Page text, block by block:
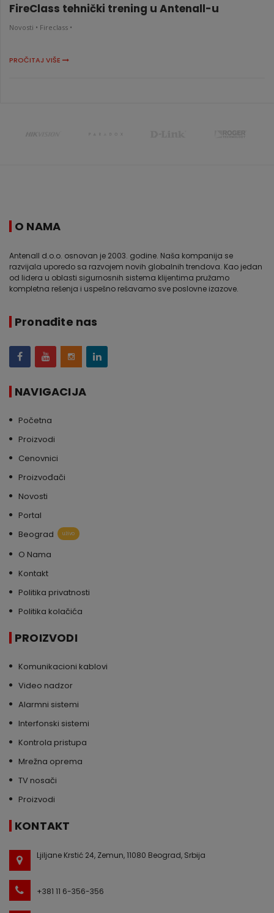
FireClass tehnički trening u Antenall-u
Novosti • Fireclass •
PROČITAJ VIŠE
O NAMA
Antenall d.o.o. osnovan je 2003. godine. Naša kompanija se
razvijala uporedo sa razvojem novih globalnih trendova. Kao jedan
od lidera u oblasti sigurnosnih sistema klijentima pružamo
kompletna rešenja i uspešno rešavamo sve poslovne izazove.
Pronađite nas
NAVIGACIJA
Početna
Proizvodi
Cenovnici
Proizvođači
Novosti
Portal
Beograd
uživo
O Nama
Kontakt
Politika privatnosti
Politika kolačića
PROIZVODI
Komunikacioni kablovi
Video nadzor
Alarmni sistemi
Interfonski sistemi
Kontrola pristupa
Mrežna oprema
TV nosači
Proizvodi
KONTAKT
Ljiljane Krstić 24, Zemun, 11080 Beograd, Srbija
+381 11 6-356-356